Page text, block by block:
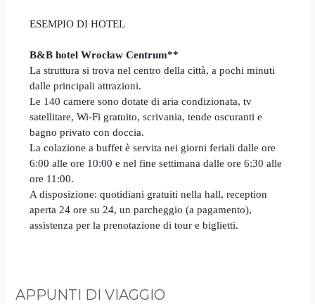
ESEMPIO DI HOTEL
B&B hotel Wrocław Centrum**
La struttura si trova nel centro della città, a pochi minuti
dalle principali attrazioni.
Le 140 camere sono dotate di aria condizionata, tv
satellitare, Wi-Fi gratuito, scrivania, tende oscuranti e
bagno privato con doccia.
La colazione a buffet è servita nei giorni feriali dalle ore
6:00 alle ore 10:00 e nel fine settimana dalle ore 6:30 alle
ore 11:00.
A disposizione: quotidiani gratuiti nella hall, reception
aperta 24 ore su 24, un parcheggio (a pagamento),
assistenza per la prenotazione di tour e biglietti.
APPUNTI DI VIAGGIO